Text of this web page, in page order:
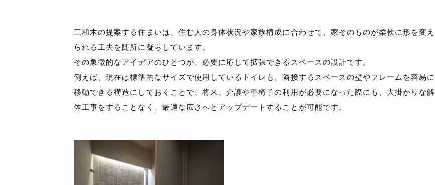
三和木の提案する住まいは、住む人の身体状況や家族構成に合わせて、家そのものが柔軟に形を変え
られる工夫を随所に凝らしています。
その象徴的なアイデアのひとつが、必要に応じて拡張できるスペースの設計です。
例えば、現在は標準的なサイズで使用しているトイレも、隣接するスペースの壁やフレームを容易に
移動できる構造にしておくことで、将来、介護や車椅子の利用が必要になった際にも、大掛かりな解
体工事をすることなく、最適な広さへとアップデートすることが可能です。